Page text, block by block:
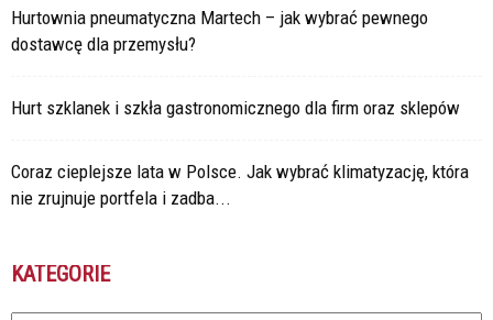
Hurtownia pneumatyczna Martech – jak wybrać pewnego
dostawcę dla przemysłu?
Hurt szklanek i szkła gastronomicznego dla firm oraz sklepów
Coraz cieplejsze lata w Polsce. Jak wybrać klimatyzację, która
nie zrujnuje portfela i zadba...
KATEGORIE
Kategorie